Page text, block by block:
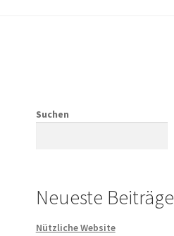
Suchen
Neueste Beiträge
Nützliche Website